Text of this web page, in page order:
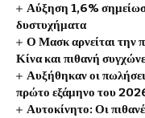
Αύξηση 1,6%
δυστυχήματα
Ο Μασκ αρνείται την
Κίνα και πιθανή
Αυξήθηκαν οι
πρώτο εξάμηνο του
Αυτοκίνητο: Οι